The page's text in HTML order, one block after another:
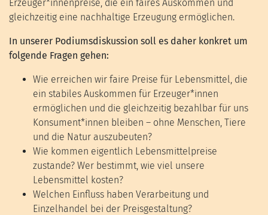
Erzeuger*innenpreise, die ein faires Auskommen und
gleichzeitig eine nachhaltige Erzeugung ermöglichen.
In unserer Podiumsdiskussion soll es daher konkret um
folgende Fragen gehen:
Wie erreichen wir faire Preise für Lebensmittel, die
ein stabiles Auskommen für Erzeuger*innen
ermöglichen und die gleichzeitig bezahlbar für uns
Konsument*innen bleiben – ohne Menschen, Tiere
und die Natur auszubeuten?
Wie kommen eigentlich Lebensmittelpreise
zustande? Wer bestimmt, wie viel unsere
Lebensmittel kosten?
Welchen Einfluss haben Verarbeitung und
Einzelhandel bei der Preisgestaltung?